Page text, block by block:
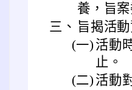
養，旨
三、 旨揭活
(一) 活動
止。
(二) 活動